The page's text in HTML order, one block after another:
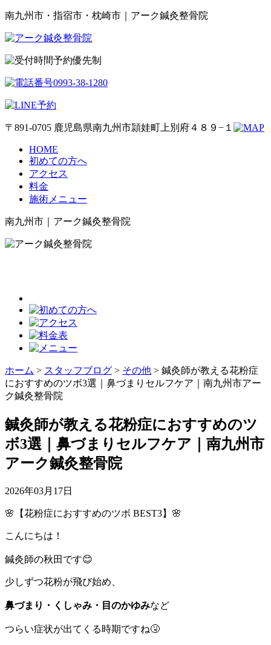
南九州市・指宿市・枕崎市｜アーク鍼灸整骨院
予約優先制
〒891-0705 鹿児島県南九州市頴娃町上別府４８９−１
HOME
初めての方へ
アクセス
料金
施術メニュー
南九州市｜アーク鍼灸整骨院
ホーム > スタッフブログ > その他 > 鍼灸師が教える花粉症
におすすめのツボ3選｜鼻づまりセルフケア｜南九州市アー
ク鍼灸整骨院
鍼灸師が教える花粉症におすすめのツ
ボ3選｜鼻づまりセルフケア｜南九州市
アーク鍼灸整骨院
2026年03月17日
🌸【花粉症におすすめのツボ BEST3】🌸
こんにちは！
鍼灸師の秋田です😊
少しずつ花粉が飛び始め、
鼻づまり・くしゃみ・目のかゆみなど
つらい症状が出てくる時期ですね🤧